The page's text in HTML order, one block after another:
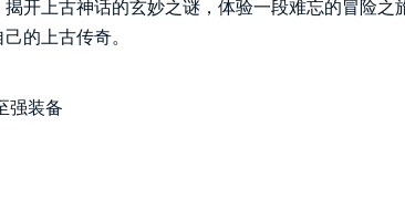
开上古神话的玄妙之谜，体验一段难忘的冒险之
的上古传奇。
强装备